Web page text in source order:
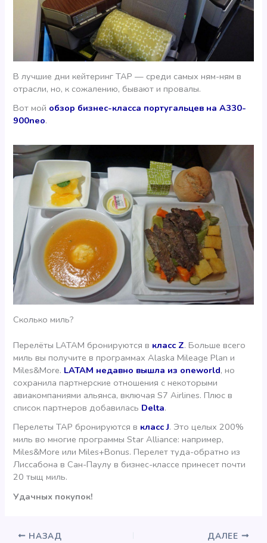
В лучшие дни кейтеринг TAP — среди самых ням-ням в
отрасли, но, к сожалению, бывают и провалы.
Вот мой обзор бизнес-класса португальцев на A330-
900neo.
Сколько миль?
Перелёты LATAM бронируются в класс Z. Больше всего
миль вы получите в программах Alaska Mileage Plan и
Miles&More. LATAM недавно вышла из oneworld, но
сохранила партнерские отношения с некоторыми
авиакомпаниями альянса, включая S7 Airlines. Плюс в
список партнеров добавилась Delta.
Перелеты TAP бронируются в класс J. Это целых 200%
миль во многие программы Star Alliance: например,
Miles&More или Miles+Bonus. Перелет туда-обратно из
Лиссабона в Сан-Паулу в бизнес-классе принесет почти
20 тыщ миль.
Удачных покупок!
НАЗАД ДАЛЕЕ